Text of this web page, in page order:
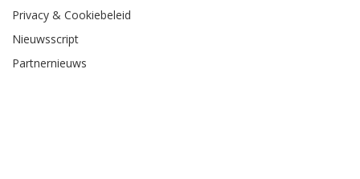
Privacy & Cookiebeleid
Nieuwsscript
Partnernieuws